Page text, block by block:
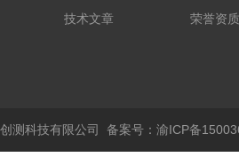
技术文章
荣誉资质
测科技有限公司 备案号：渝ICP备